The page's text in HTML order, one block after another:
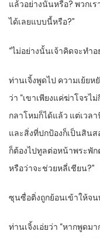
แล้วอย่างนั้นหรือ? พวกเ
ได้เลยแบบนี้หรือ?”
“ไม่อย่างนั้นเจ้าคิดจะทำอ
ท่านเจิ้งพูดไป ความเย้ย
ว่า “เขาเพียงแค่ฆ่าโจรไ
กลาโหมก็ได้แล้ว แต่เวล
และสิ่งที่ปกป้องก็เป็นสิน
ก็ต้องไปทูลต่อหน้าพระพัก
หรือว่าจะช่วยหลี่เชียน?”
ซุนซื่อติ่งถูกย้อนเข้าให้จ
ท่านเจิ้งเอ่ยว่า “หากพูด